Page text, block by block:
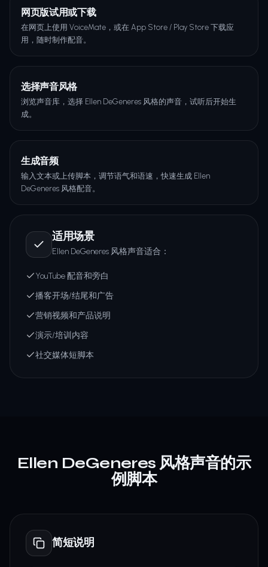
网页版试用或下载
在网页上使用 VoiceMate，或在 App Store / Play Store 下载应
用，随时制作配音。
选择声音风格
浏览声音库，选择 Ellen DeGeneres 风格的声音，试听后开始生
成。
生成音频
输入文本或上传脚本，调节语气和语速，快速生成 Ellen
DeGeneres 风格配音。
适用场景
Ellen DeGeneres 风格声音适合：
YouTube 配音和旁白
播客开场/结尾和广告
营销视频和产品说明
演示/培训内容
社交媒体短脚本
Ellen DeGeneres 风格声音的示
例脚本
简短说明